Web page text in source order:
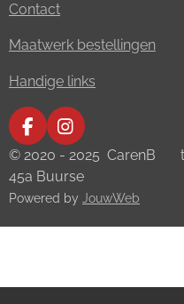
Contact
Maatwerk bestellingen
Handige links
F
a
e
b
I
n
t
a
© 2020 - 2025 CarenB
45a Buurse
Powered by JouwWeb